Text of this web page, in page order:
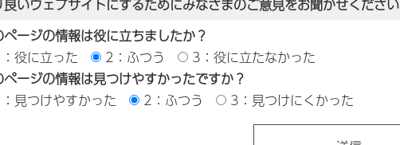
良いウェブサイトにするためにみなさまのご意見をお聞かせください
ページの情報は役に立ちましたか？
役に立った
2：ふつう
3：役に立たなかった
ページの情報は見つけやすかったですか？
見つけやすかった
2：ふつう 3：見つけにくかった